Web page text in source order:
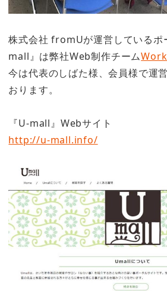
株式会社 fromUが運営しているポ
mall』は弊社Web制作チーム
今は代表のしばた様、会員様で運
おります。
『U-mall』Webサイト
http://u-mall.info/